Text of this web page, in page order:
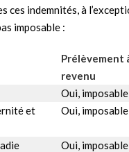
indemnités, à
imposable :
Prélèvement
revenu
Oui,
et
Oui,
Oui,